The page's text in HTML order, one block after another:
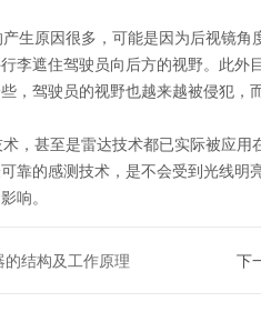
生原因很多，可能是因为后视镜
李遮住驾驶员向后方的视野。此
，驾驶员的视野也越来越被侵犯，
，甚至是雷达技术都已实际被应
靠的感测技术，是不会受到光线
响。
结构及工作原理 下